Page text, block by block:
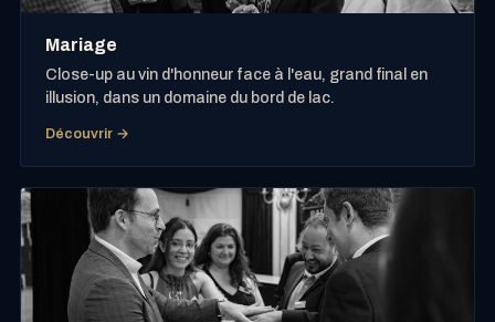
Mariage
Close-up au vin d'honneur face à l'eau, grand final en
illusion, dans un domaine du bord de lac.
Découvrir →